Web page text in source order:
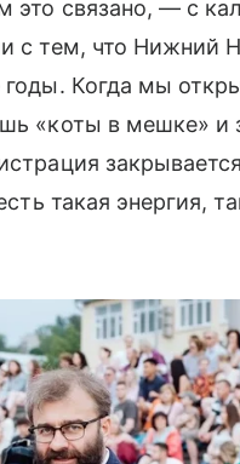
это связано, — с
с тем, что Нижний
годы. Когда мы
«коты в мешке» и
такая энергия,